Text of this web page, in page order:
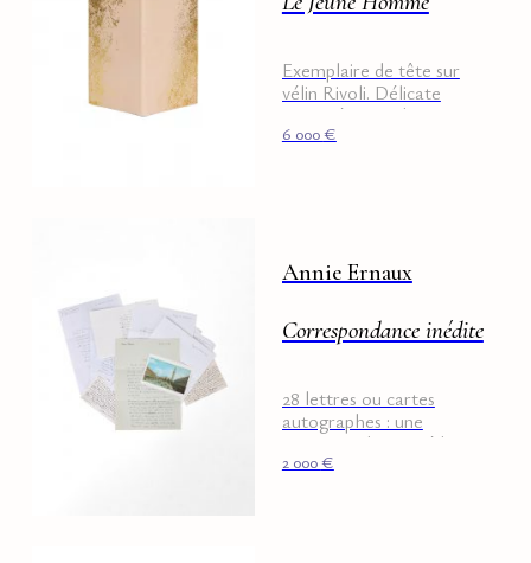
Exemplaire de tête sur
vélin Rivoli. Délicate
interprétation de Louise
Bescond.
6 000€
Annie Ernaux
Correspondance inédite
28 lettres ou cartes
autographes : une
correspondance inédite
entre une étudiante en
2 000€